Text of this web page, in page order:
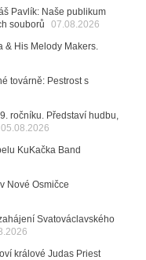
vystoupí v
ostravské kapely
po kuriózní krádež
Langerovou i
jen pomocí čipů
EP Plamen
Pavlík: Naše publikum
souborů
07.08.2026
& His Melody Makers.
továrně: Pestrost s
ročníku. Představí hudbu,
05.08.2026
KuKačka Band
Nové Osmičce
Svatováclavského
králové Judas Priest